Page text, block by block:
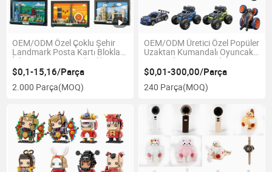
OEM/ODM Özel Çoklu Şehir
Landmark Posta Kartı Blokları
İşletme Tanıtım Hediyelik Eşya
Hediye Ürünleri Havaalanı
Manzara Seyahat Hatırası
Duvar Dekoru Toptan Hediye
$0,1-15,16/Parça
2.000 Parça(MOQ)
OEM/ODM Üretici Özel Popüler
Uzaktan Kumandalı Oyuncak,
Oyuncak RC RC Model
Dayanıklı Hobi Oyun Uzaktan
Kumandalı Araba RC Araba
$0,01-300,00/Parça
240 Parça(MOQ)